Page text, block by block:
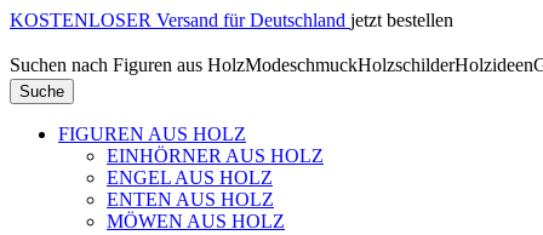
KOSTENLOSER Versand für Deutschland jetzt bestellen
Suchen nach Figuren aus HolzModeschmuckHolzschilderHolzideen
Suche
FIGUREN AUS HOLZ
EINHÖRNER AUS HOLZ
ENGEL AUS HOLZ
ENTEN AUS HOLZ
MÖWEN AUS HOLZ